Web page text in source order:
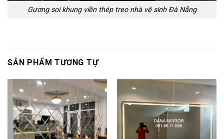
Gương soi khung viền thép treo nhà vệ sinh Đà Nẵng
SẢN PHẨM TƯƠNG TỰ